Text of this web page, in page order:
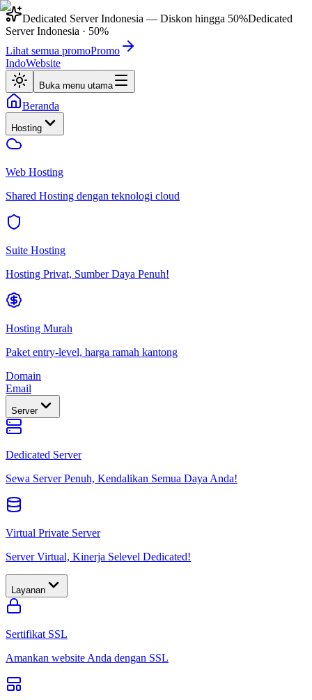
Dedicated Server Indonesia — Diskon hingga 50%Dedicated
Server Indonesia · 50%
Lihat semua promoPromo
IndoWebsite
Buka menu utama
Beranda
Hosting
Web Hosting
Shared Hosting dengan teknologi cloud
Suite Hosting
Hosting Privat, Sumber Daya Penuh!
Hosting Murah
Paket entry-level, harga ramah kantong
Domain
Email
Server
Dedicated Server
Sewa Server Penuh, Kendalikan Semua Daya Anda!
Virtual Private Server
Server Virtual, Kinerja Selevel Dedicated!
Layanan
Sertifikat SSL
Amankan website Anda dengan SSL